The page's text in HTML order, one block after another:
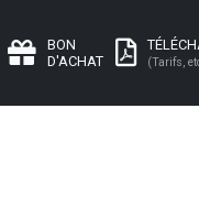
BON
D'ACHAT
(Tarifs,